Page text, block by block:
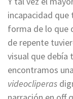
incapacidad que
forma de lo que
de repente
visual que debía
encontramos
videocliperas